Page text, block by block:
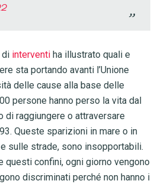
di interventiha illustrato quali e
sta portando avanti l’Unione
delle cause alla base delle
persone hanno perso la vita dal
di raggiungere o attraversare
Queste sparizioni in mare o in
sulle strade, sono insopportabili.
questi confini, ogni giorno vengono
discriminati perché non hanno i